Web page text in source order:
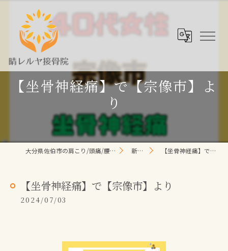
【坐骨神経痛】で【宗像市】よ
り
大分県佐伯市の肩こり/頭痛/腰痛 なら晴レルヤ整体院 新着情報 【坐骨神経痛】で【宗像市】より
【坐骨神経痛】で【宗像市】より
2024/07/03